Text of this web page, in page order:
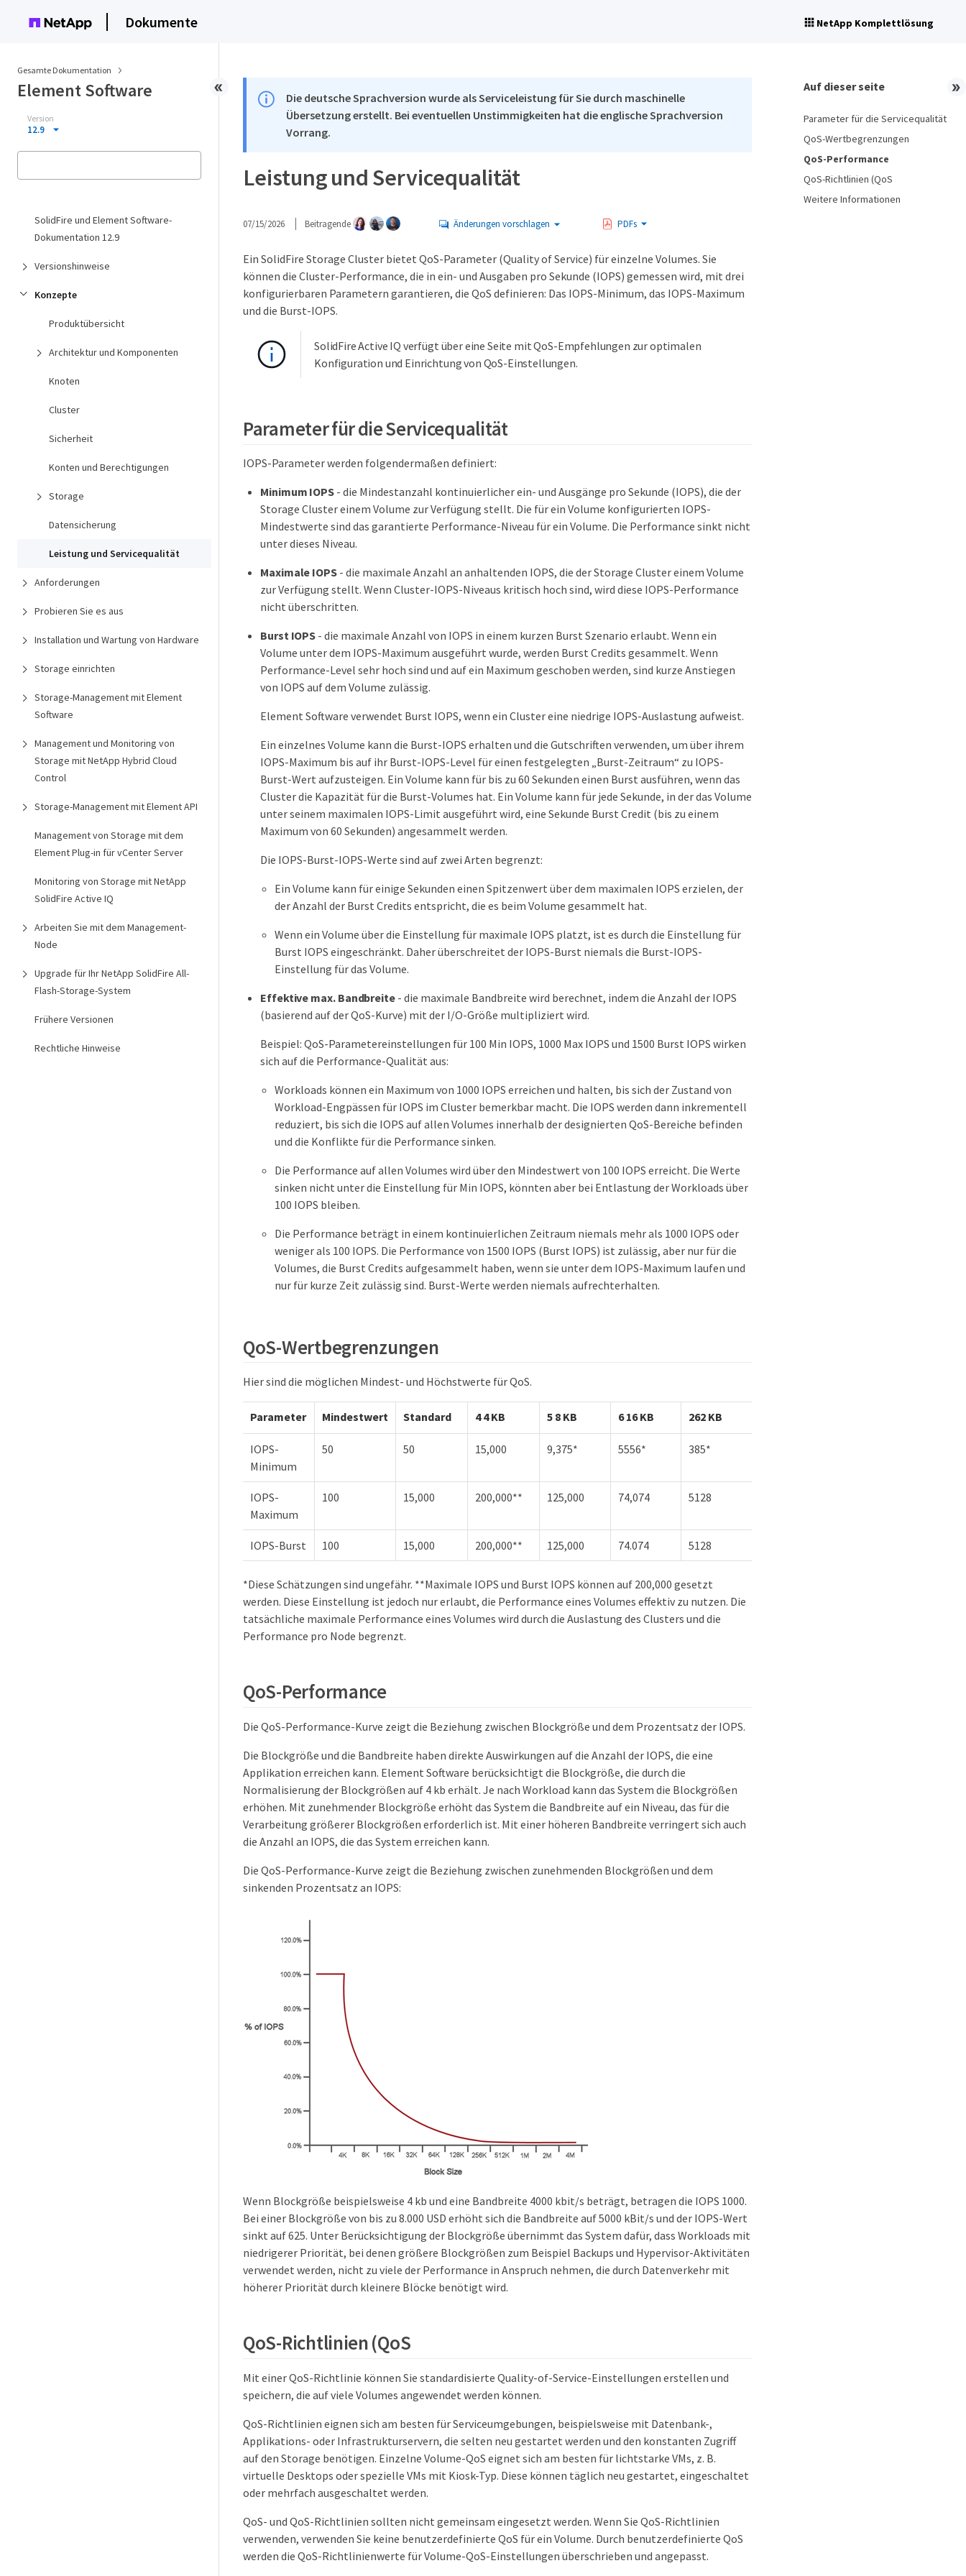
Dokumente NetApp Komplettlösung
Gesamte Dokumentation
Element Software
Version
12.9
SolidFire und Element Software-
Dokumentation 12.9
Versionshinweise
Konzepte
Produktübersicht
Architektur und Komponenten
Knoten
Cluster
Sicherheit
Konten und Berechtigungen
Storage
Datensicherung
Leistung und Servicequalität
Anforderungen
Probieren Sie es aus
Installation und Wartung von Hardware
Storage einrichten
Storage-Management mit Element
Software
Management und Monitoring von
Storage mit NetApp Hybrid Cloud
Control
Storage-Management mit Element API
Management von Storage mit dem
Element Plug-in für vCenter Server
Monitoring von Storage mit NetApp
SolidFire Active IQ
Arbeiten Sie mit dem Management-
Node
Upgrade für Ihr NetApp SolidFire All-
Flash-Storage-System
Frühere Versionen
Rechtliche Hinweise
Die deutsche Sprachversion wurde als Serviceleistung für Sie durch maschinelle
Übersetzung erstellt. Bei eventuellen Unstimmigkeiten hat die englische Sprachversion
Vorrang.
Leistung und Servicequalität
07/15/2026 Beitragende Änderungen vorschlagen PDFs
Ein SolidFire Storage Cluster bietet QoS-Parameter (Quality of Service) für einzelne Volumes. Sie
können die Cluster-Performance, die in ein- und Ausgaben pro Sekunde (IOPS) gemessen wird, mit drei
konfigurierbaren Parametern garantieren, die QoS definieren: Das IOPS-Minimum, das IOPS-Maximum
und die Burst-IOPS.
SolidFire Active IQ verfügt über eine Seite mit QoS-Empfehlungen zur optimalen
Konfiguration und Einrichtung von QoS-Einstellungen.
Parameter für die Servicequalität
IOPS-Parameter werden folgendermaßen definiert:
Minimum IOPS - die Mindestanzahl kontinuierlicher ein- und Ausgänge pro Sekunde (IOPS), die der
Storage Cluster einem Volume zur Verfügung stellt. Die für ein Volume konfigurierten IOPS-
Mindestwerte sind das garantierte Performance-Niveau für ein Volume. Die Performance sinkt nicht
unter dieses Niveau.
Maximale IOPS- die maximale Anzahl an anhaltenden IOPS, die der Storage Cluster einem Volume
zur Verfügung stellt. Wenn Cluster-IOPS-Niveaus kritisch hoch sind, wird diese IOPS-Performance
nicht überschritten.
Burst IOPS - die maximale Anzahl von IOPS in einem kurzen Burst Szenario erlaubt. Wenn ein
Volume unter dem IOPS-Maximum ausgeführt wurde, werden Burst Credits gesammelt. Wenn
Performance-Level sehr hoch sind und auf ein Maximum geschoben werden, sind kurze Anstiegen
von IOPS auf dem Volume zulässig.
Element Software verwendet Burst IOPS, wenn ein Cluster eine niedrige IOPS-Auslastung aufweist.
Ein einzelnes Volume kann die Burst-IOPS erhalten und die Gutschriften verwenden, um über ihrem
IOPS-Maximum bis auf ihr Burst-IOPS-Level für einen festgelegten „Burst-Zeitraum“ zu IOPS-
Burst-Wert aufzusteigen. Ein Volume kann für bis zu 60 Sekunden einen Burst ausführen, wenn das
Cluster die Kapazität für die Burst-Volumes hat. Ein Volume kann für jede Sekunde, in der das Volume
unter seinem maximalen IOPS-Limit ausgeführt wird, eine Sekunde Burst Credit (bis zu einem
Maximum von 60 Sekunden) angesammelt werden.
Die IOPS-Burst-IOPS-Werte sind auf zwei Arten begrenzt:
Ein Volume kann für einige Sekunden einen Spitzenwert über dem maximalen IOPS erzielen, der
der Anzahl der Burst Credits entspricht, die es beim Volume gesammelt hat.
Wenn ein Volume über die Einstellung für maximale IOPS platzt, ist es durch die Einstellung für
Burst IOPS eingeschränkt. Daher überschreitet der IOPS-Burst niemals die Burst-IOPS-
Einstellung für das Volume.
Effektive max. Bandbreite - die maximale Bandbreite wird berechnet, indem die Anzahl der IOPS
(basierend auf der QoS-Kurve) mit der I/O-Größe multipliziert wird.
Beispiel: QoS-Parametereinstellungen für 100 Min IOPS, 1000 Max IOPS und 1500 Burst IOPS wirken
sich auf die Performance-Qualität aus:
Workloads können ein Maximum von 1000 IOPS erreichen und halten, bis sich der Zustand von
Workload-Engpässen für IOPS im Cluster bemerkbar macht. Die IOPS werden dann inkrementell
reduziert, bis sich die IOPS auf allen Volumes innerhalb der designierten QoS-Bereiche befinden
und die Konflikte für die Performance sinken.
Die Performance auf allen Volumes wird über den Mindestwert von 100 IOPS erreicht. Die Werte
sinken nicht unter die Einstellung für Min IOPS, könnten aber bei Entlastung der Workloads über
100 IOPS bleiben.
Die Performance beträgt in einem kontinuierlichen Zeitraum niemals mehr als 1000 IOPS oder
weniger als 100 IOPS. Die Performance von 1500 IOPS (Burst IOPS) ist zulässig, aber nur für die
Volumes, die Burst Credits aufgesammelt haben, wenn sie unter dem IOPS-Maximum laufen und
nur für kurze Zeit zulässig sind. Burst-Werte werden niemals aufrechterhalten.
QoS-Wertbegrenzungen
Hier sind die möglichen Mindest- und Höchstwerte für QoS.
Parameter Mindestwert Standard 4 4 KB 5 8 KB 6 16 KB 262 KB
IOPS-
Minimum
50 50 15,000 9,375* 5556* 385*
IOPS-
Maximum
100 15,000 200,000** 125,000 74,074 5128
IOPS-Burst 100 15,000 200,000** 125,000 74.074 5128
*Diese Schätzungen sind ungefähr. **Maximale IOPS und Burst IOPS können auf 200,000 gesetzt
werden. Diese Einstellung ist jedoch nur erlaubt, die Performance eines Volumes effektiv zu nutzen. Die
tatsächliche maximale Performance eines Volumes wird durch die Auslastung des Clusters und die
Performance pro Node begrenzt.
QoS-Performance
Die QoS-Performance-Kurve zeigt die Beziehung zwischen Blockgröße und dem Prozentsatz der IOPS.
Die Blockgröße und die Bandbreite haben direkte Auswirkungen auf die Anzahl der IOPS, die eine
Applikation erreichen kann. Element Software berücksichtigt die Blockgröße, die durch die
Normalisierung der Blockgrößen auf 4 kb erhält. Je nach Workload kann das System die Blockgrößen
erhöhen. Mit zunehmender Blockgröße erhöht das System die Bandbreite auf ein Niveau, das für die
Verarbeitung größerer Blockgrößen erforderlich ist. Mit einer höheren Bandbreite verringert sich auch
die Anzahl an IOPS, die das System erreichen kann.
Die QoS-Performance-Kurve zeigt die Beziehung zwischen zunehmenden Blockgrößen und dem
sinkenden Prozentsatz an IOPS:
Wenn Blockgröße beispielsweise 4 kb und eine Bandbreite 4000 kbit/s beträgt, betragen die IOPS 1000.
Bei einer Blockgröße von bis zu 8.000 USD erhöht sich die Bandbreite auf 5000 kBit/s und der IOPS-Wert
sinkt auf 625. Unter Berücksichtigung der Blockgröße übernimmt das System dafür, dass Workloads mit
niedrigerer Priorität, bei denen größere Blockgrößen zum Beispiel Backups und Hypervisor-Aktivitäten
verwendet werden, nicht zu viele der Performance in Anspruch nehmen, die durch Datenverkehr mit
höherer Priorität durch kleinere Blöcke benötigt wird.
QoS-Richtlinien (QoS
Mit einer QoS-Richtlinie können Sie standardisierte Quality-of-Service-Einstellungen erstellen und
speichern, die auf viele Volumes angewendet werden können.
QoS-Richtlinien eignen sich am besten für Serviceumgebungen, beispielsweise mit Datenbank-,
Applikations- oder Infrastrukturservern, die selten neu gestartet werden und den konstanten Zugriff
auf den Storage benötigen. Einzelne Volume-QoS eignet sich am besten für lichtstarke VMs, z. B.
virtuelle Desktops oder spezielle VMs mit Kiosk-Typ. Diese können täglich neu gestartet, eingeschaltet
oder mehrfach ausgeschaltet werden.
QoS- und QoS-Richtlinien sollten nicht gemeinsam eingesetzt werden. Wenn Sie QoS-Richtlinien
verwenden, verwenden Sie keine benutzerdefinierte QoS für ein Volume. Durch benutzerdefinierte QoS
werden die QoS-Richtlinienwerte für Volume-QoS-Einstellungen überschrieben und angepasst.
Auf dieser seite
Parameter für die Servicequalität
QoS-Wertbegrenzungen
QoS-Performance
QoS-Richtlinien (QoS
Weitere Informationen